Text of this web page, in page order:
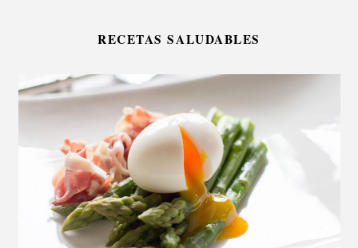
RECETAS SALUDABLES